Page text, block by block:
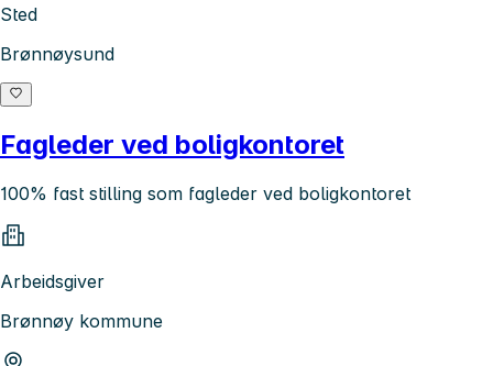
Sted
Brønnøysund
Fagleder ved boligkontoret
100% fast stilling som fagleder ved boligkontoret
Arbeidsgiver
Brønnøy kommune